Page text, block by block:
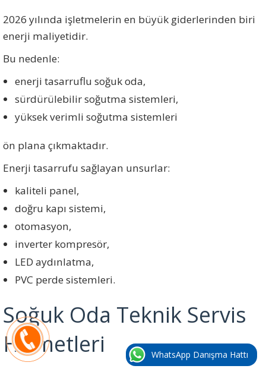
2026 yılında işletmelerin en büyük giderlerinden biri
enerji maliyetidir.
Bu nedenle:
enerji tasarruflu soğuk oda,
sürdürülebilir soğutma sistemleri,
yüksek verimli soğutma sistemleri
ön plana çıkmaktadır.
Enerji tasarrufu sağlayan unsurlar:
kaliteli panel,
doğru kapı sistemi,
otomasyon,
inverter kompresör,
LED aydınlatma,
PVC perde sistemleri.
Soğuk Oda Teknik Servis
Hizmetleri
WhatsApp Danışma Hattı